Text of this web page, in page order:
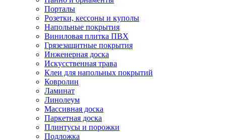
Порталы
Розетки, кессоны и куполы
Напольные покрытия
Виниловая плитка ПВХ
Грязезащитные покрытия
Инженерная доска
Искусственная трава
Клеи для напольных покрытий
Ковролин
Ламинат
Линолеум
Массивная доска
Паркетная доска
Плинтусы и порожки
Подложка